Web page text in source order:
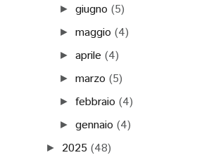
►giugno (5)
►maggio (4)
►aprile (4)
►marzo (5)
►febbraio (4)
►gennaio (4)
► 2025 (48)